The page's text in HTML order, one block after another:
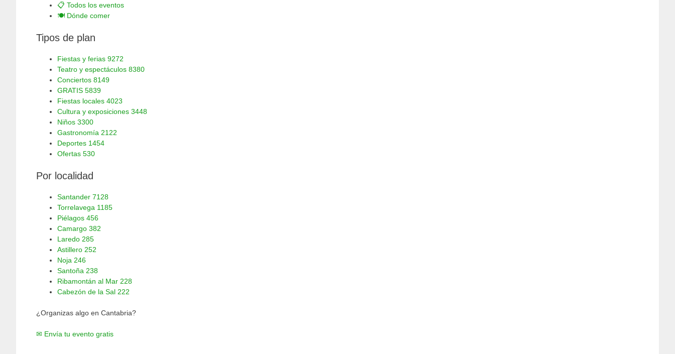
📋 Todos los eventos
🍽️ Dónde comer
Tipos de plan
Fiestas y ferias 9272
Teatro y espectáculos 8380
Conciertos 8149
GRATIS 5839
Fiestas locales 4023
Cultura y exposiciones 3448
Niños 3300
Gastronomía 2122
Deportes 1454
Ofertas 530
Por localidad
Santander 7128
Torrelavega 1185
Piélagos 456
Camargo 382
Laredo 285
Astillero 252
Noja 246
Santoña 238
Ribamontán al Mar 228
Cabezón de la Sal 222
¿Organizas algo en Cantabria?
✉ Envía tu evento gratis